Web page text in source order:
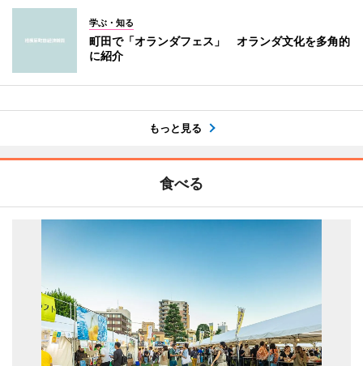
学ぶ・知る
町田で「オランダフェス」 オランダ文化を多角的
に紹介
もっと見る
食べる